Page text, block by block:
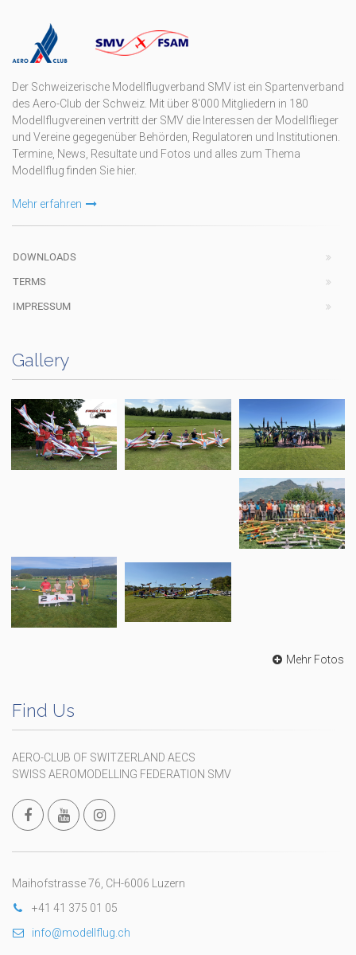
Der Schweizerische Modellflugverband SMV ist ein Spartenverband
des Aero-Club der Schweiz. Mit über 8'000 Mitgliedern in 180
Modellflugvereinen vertritt der SMV die Interessen der Modellflieger
und Vereine gegegenüber Behörden, Regulatoren und Institutionen.
Termine, News, Resultate und Fotos und alles zum Thema
Modellflug finden Sie hier.
Mehr erfahren
DOWNLOADS
TERMS
IMPRESSUM
Gallery
Mehr Fotos
Find Us
AERO-CLUB OF SWITZERLAND AECS
SWISS AEROMODELLING FEDERATION SMV
Maihofstrasse 76, CH-6006 Luzern
+41 41 375 01 05
info@modellflug.ch